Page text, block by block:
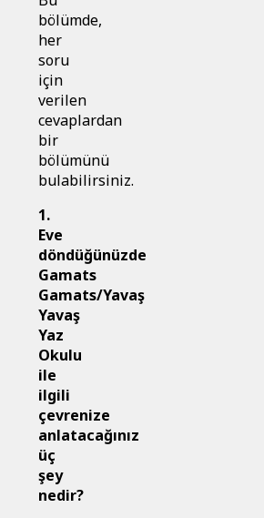
bölümde,
her
soru
için
verilen
cevaplardan
bir
bölümünü
bulabilirsiniz.
1.
Eve
döndüğünüzde
Gamats
Gamats/Yavaş
Yavaş
Yaz
Okulu
ile
ilgili
çevrenize
anlatacağınız
üç
şey
nedir?